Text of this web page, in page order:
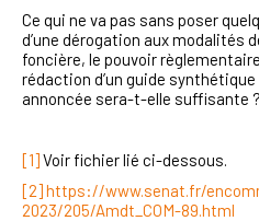
Ce qui ne va pas sans poser
d’une dérogation aux modalités
foncière, le pouvoir
rédaction d’un guide
annoncée sera-t-elle suffisante
[1]Voir fichier lié ci-dessous.
[2]https://www.senat.fr/
2023/205/Amdt_COM-89.html